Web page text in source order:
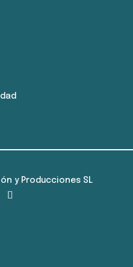
y Producciones SL